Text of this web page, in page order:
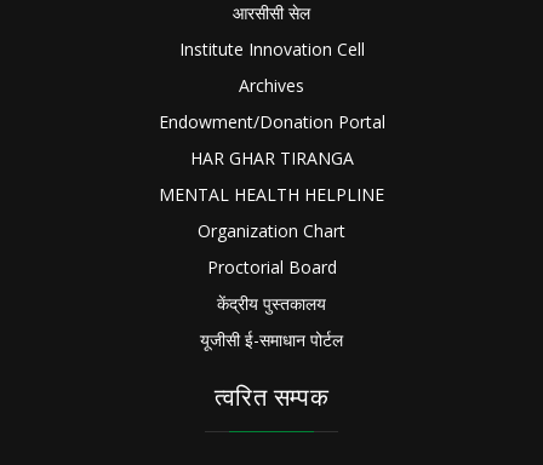
आरसीसी सेल
Institute Innovation Cell
Archives
Endowment/Donation Portal
HAR GHAR TIRANGA
MENTAL HEALTH HELPLINE
Organization Chart
Proctorial Board
केंद्रीय पुस्तकालय
यूजीसी ई-समाधान पोर्टल
त्वरित सम्पक